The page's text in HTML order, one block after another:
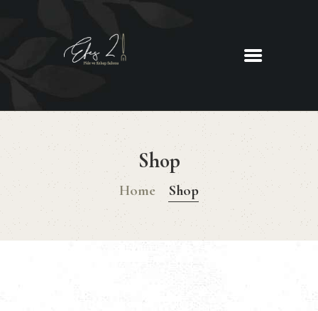
Shop
Home Shop
EFES 2